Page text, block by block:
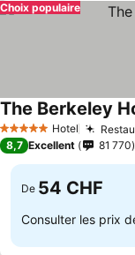
Choix populaire
5 Étoiles Hotel
The Berkeley
8,7 Excellent 81 770
De 54 CHF
Consulter les prix